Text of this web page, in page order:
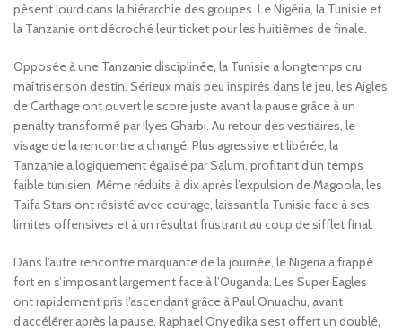
pèsent lourd dans la hiérarchie des groupes. Le Nigéria, la Tunisie et
la Tanzanie ont décroché leur ticket pour les huitièmes de finale.
Opposée à une Tanzanie disciplinée, la Tunisie a longtemps cru
maîtriser son destin. Sérieux mais peu inspirés dans le jeu, les Aigles
de Carthage ont ouvert le score juste avant la pause grâce à un
penalty transformé par Ilyes Gharbi. Au retour des vestiaires, le
visage de la rencontre a changé. Plus agressive et libérée, la
Tanzanie a logiquement égalisé par Salum, profitant d’un temps
faible tunisien. Même réduits à dix après l’expulsion de Magoola, les
Taifa Stars ont résisté avec courage, laissant la Tunisie face à ses
limites offensives et à un résultat frustrant au coup de sifflet final.
Dans l’autre rencontre marquante de la journée, le Nigeria a frappé
fort en s’imposant largement face à l’Ouganda. Les Super Eagles
ont rapidement pris l’ascendant grâce à Paul Onuachu, avant
d’accélérer après la pause. Raphael Onyedika s’est offert un doublé,